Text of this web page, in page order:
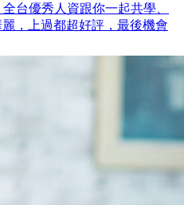
台優秀人資跟你一起共學、
，上過都超好評，最後機會